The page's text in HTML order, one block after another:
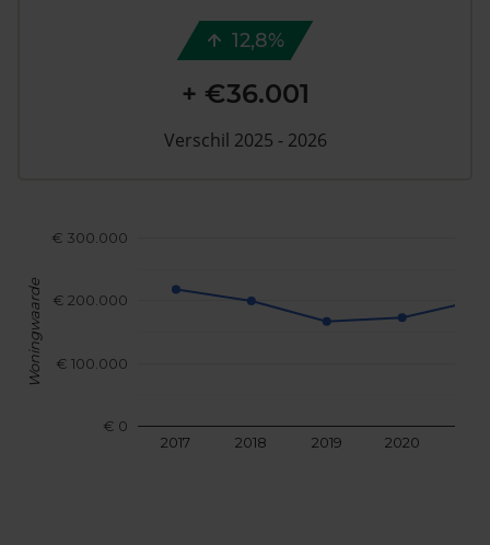
2017 2018 2019 2020
€ 0
€ 100.000
€ 200.000
€ 300.000
Woningwaarde
12,8%
+ €36.001
Verschil 2025 - 2026